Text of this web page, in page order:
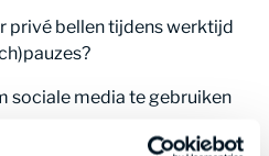
privé bellen tijdens werktijd
sociale media te gebruiken